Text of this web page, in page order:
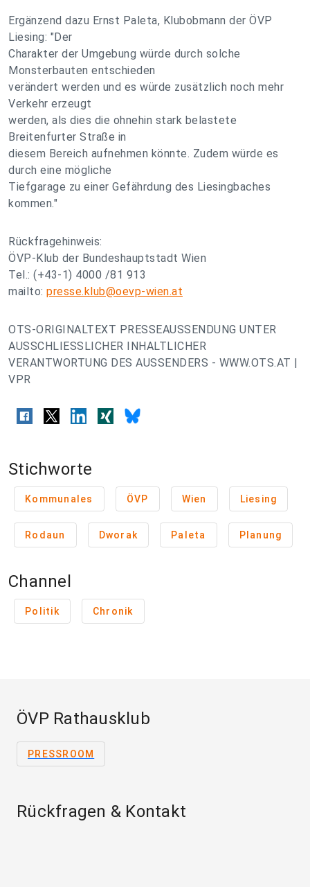
Ergänzend dazu Ernst Paleta, Klubobmann der ÖVP
Liesing: "Der
Charakter der Umgebung würde durch solche
Monsterbauten entschieden
verändert werden und es würde zusätzlich noch mehr
Verkehr erzeugt
werden, als dies die ohnehin stark belastete
Breitenfurter Straße in
diesem Bereich aufnehmen könnte. Zudem würde es
durch eine mögliche
Tiefgarage zu einer Gefährdung des Liesingbaches
kommen."
Rückfragehinweis:
ÖVP-Klub der Bundeshauptstadt Wien
Tel.: (+43-1) 4000 /81 913
mailto: presse.klub@oevp-wien.at
OTS-ORIGINALTEXT PRESSEAUSSENDUNG UNTER
AUSSCHLIESSLICHER INHALTLICHER
VERANTWORTUNG DES AUSSENDERS - WWW.OTS.AT |
VPR
Stichworte
Kommunales ÖVP Wien Liesing
Rodaun Dworak Paleta Planung
Channel
Politik Chronik
ÖVP Rathausklub
PRESSROOM
Rückfragen & Kontakt